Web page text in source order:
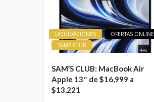
LIQUIDACIONES
OFERTAS ONLINE
SAMS CLUB
SAM’S CLUB: MacBook Air
Apple 13″ de $16,999 a
$13,221